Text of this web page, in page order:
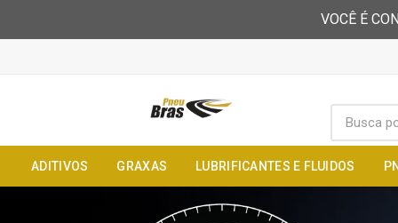
VOCÊ É
ADITIVOS GRAXAS LUBRIFICANTES E FLUIDOS